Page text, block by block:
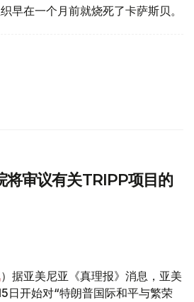
早在一个月前就烧死了卡萨斯贝。
将审议有关TRIPP项目的
）据亚美尼亚《真理报》消息，亚美
日开始对“特朗普国际和平与繁荣